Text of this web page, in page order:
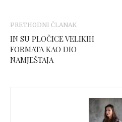
PRETHODNI ČLANAK
IN SU PLOČICE VELIKIH
FORMATA KAO DIO
NAMJEŠTAJA